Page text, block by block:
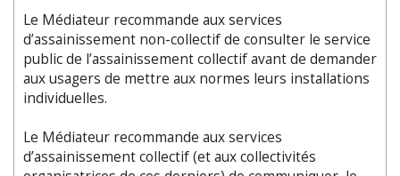
Le Médiateur recommande aux services
d’assainissement non-collectif de consulter le service
public de l’assainissement collectif avant de demander
aux usagers de mettre aux normes leurs installations
individuelles.
Le Médiateur recommande aux services
d’assainissement collectif (et aux collectivités